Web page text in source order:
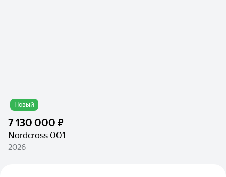
Новый
7 130 000 ₽
Nordcross 001
2026